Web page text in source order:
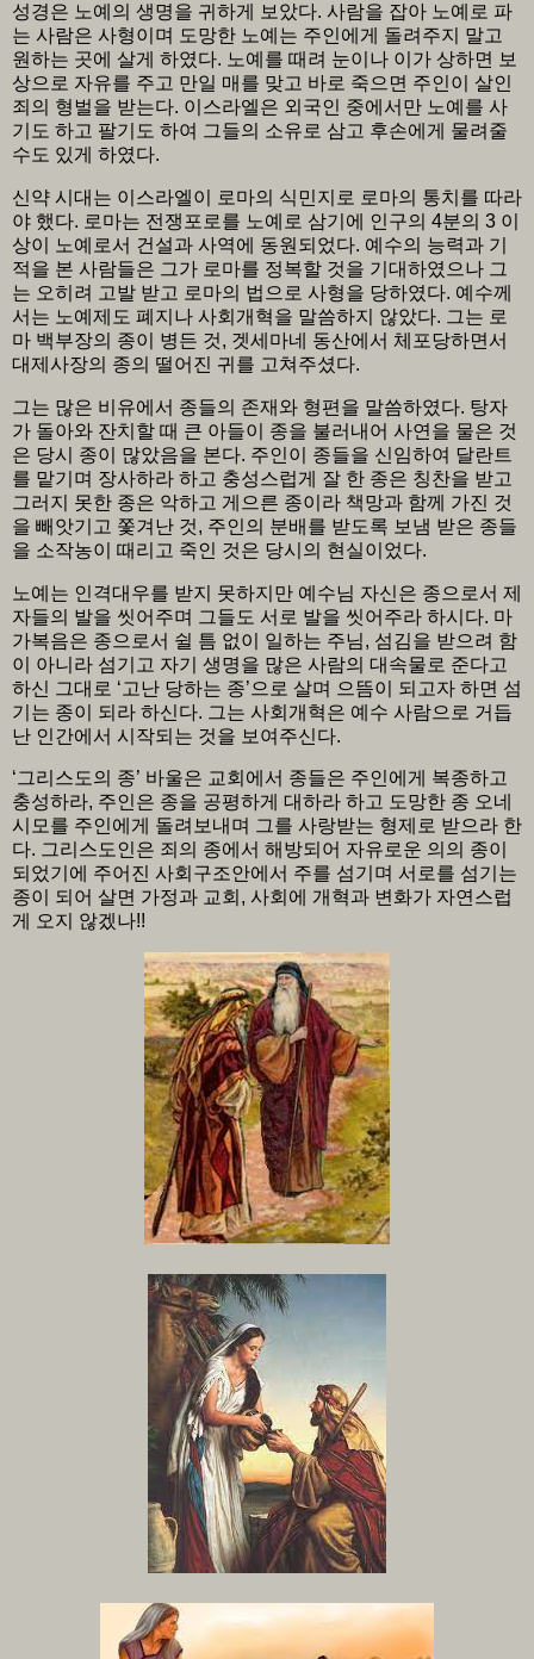
성경은 노예의 생명을 귀하게 보았다. 사람을 잡아 노예로 파
는 사람은 사형이며 도망한 노예는 주인에게 돌려주지 말고
원하는 곳에 살게 하였다. 노예를 때려 눈이나 이가 상하면 보
상으로 자유를 주고 만일 매를 맞고 바로 죽으면 주인이 살인
죄의 형벌을 받는다. 이스라엘은 외국인 중에서만 노예를 사
기도 하고 팔기도 하여 그들의 소유로 삼고 후손에게 물려줄
수도 있게 하였다.
신약 시대는 이스라엘이 로마의 식민지로 로마의 통치를 따라
야 했다. 로마는 전쟁포로를 노예로 삼기에 인구의 4분의 3 이
상이 노예로서 건설과 사역에 동원되었다. 예수의 능력과 기
적을 본 사람들은 그가 로마를 정복할 것을 기대하였으나 그
는 오히려 고발 받고 로마의 법으로 사형을 당하였다. 예수께
서는 노예제도 폐지나 사회개혁을 말씀하지 않았다. 그는 로
마 백부장의 종이 병든 것, 겟세마네 동산에서 체포당하면서
대제사장의 종의 떨어진 귀를 고쳐주셨다.
그는 많은 비유에서 종들의 존재와 형편을 말씀하였다. 탕자
가 돌아와 잔치할 때 큰 아들이 종을 불러내어 사연을 물은 것
은 당시 종이 많았음을 본다. 주인이 종들을 신임하여 달란트
를 맡기며 장사하라 하고 충성스럽게 잘 한 종은 칭찬을 받고
그러지 못한 종은 악하고 게으른 종이라 책망과 함께 가진 것
을 빼앗기고 쫓겨난 것, 주인의 분배를 받도록 보냄 받은 종들
을 소작농이 때리고 죽인 것은 당시의 현실이었다.
노예는 인격대우를 받지 못하지만 예수님 자신은 종으로서 제
자들의 발을 씻어주며 그들도 서로 발을 씻어주라 하시다. 마
가복음은 종으로서 쉴 틈 없이 일하는 주님, 섬김을 받으려 함
이 아니라 섬기고 자기 생명을 많은 사람의 대속물로 준다고
하신 그대로 ‘고난 당하는 종’으로 살며 으뜸이 되고자 하면 섬
기는 종이 되라 하신다. 그는 사회개혁은 예수 사람으로 거듭
난 인간에서 시작되는 것을 보여주신다.
‘그리스도의 종’ 바울은 교회에서 종들은 주인에게 복종하고
충성하라, 주인은 종을 공평하게 대하라 하고 도망한 종 오네
시모를 주인에게 돌려보내며 그를 사랑받는 형제로 받으라 한
다. 그리스도인은 죄의 종에서 해방되어 자유로운 의의 종이
되었기에 주어진 사회구조안에서 주를 섬기며 서로를 섬기는
종이 되어 살면 가정과 교회, 사회에 개혁과 변화가 자연스럽
게 오지 않겠나!!